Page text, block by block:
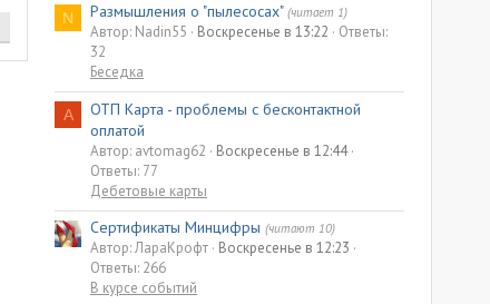
N Размышления о "пылесосах" (читает 1)
Автор: Nadin55 Воскресенье в 13:22
Ответы:
32
Беседка
A
ОТП Карта - проблемы с бесконтактной
оплатой
Автор: avtomag62
Воскресенье в 12:44
Ответы: 77
Дебетовые карты
Сертификаты Минцифры (читают 10)
Автор: ЛараКрофт Воскресенье в 12:23
Ответы: 266
В курсе событий